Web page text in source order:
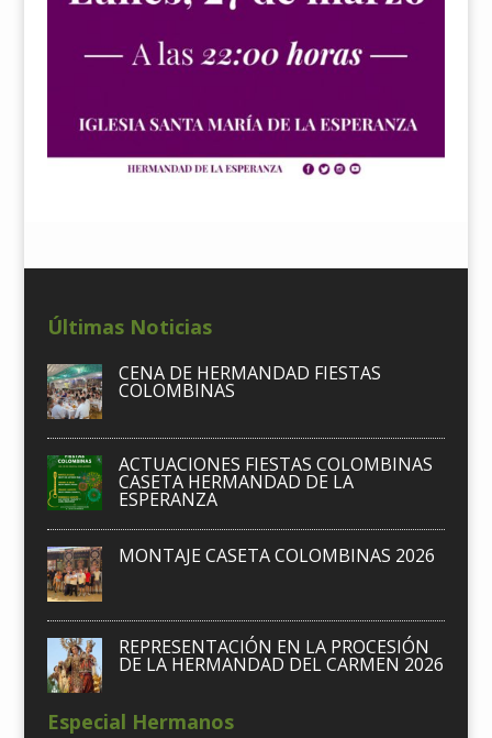
Últimas Noticias
CENA DE HERMANDAD FIESTAS
COLOMBINAS
ACTUACIONES FIESTAS COLOMBINAS
CASETA HERMANDAD DE LA
ESPERANZA
MONTAJE CASETA COLOMBINAS 2026
REPRESENTACIÓN EN LA PROCESIÓN
DE LA HERMANDAD DEL CARMEN 2026
Especial Hermanos